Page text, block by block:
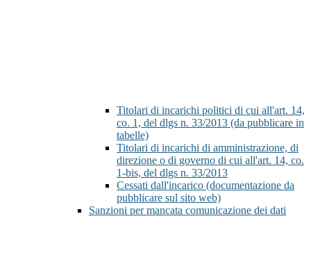
Titolari di incarichi politici di cui all'art. 14,
co. 1, del dlgs n. 33/2013 (da pubblicare in
tabelle)
Titolari di incarichi di amministrazione, di
direzione o di governo di cui all'art. 14, co.
1-bis, del dlgs n. 33/2013
Cessati dall'incarico (documentazione da
pubblicare sul sito web)
Sanzioni per mancata comunicazione dei dati